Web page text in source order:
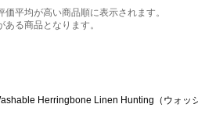
平均が高い商品順に表示されます。
る商品となります。